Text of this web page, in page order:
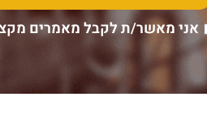
אני מאשר/ת לקבל מאמרים